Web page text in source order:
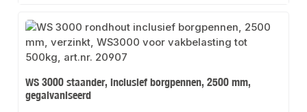
WS 3000 staander, inclusief borgpennen, 2500 mm,
gegalvaniseerd